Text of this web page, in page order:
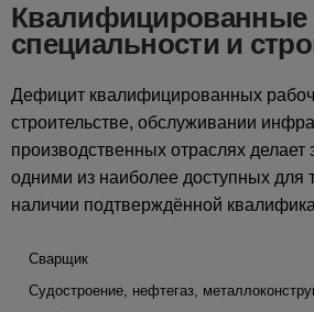
Квалифицированные
специальности и
Дефицит квалифицированных
строительстве, обслуживании
производственных отраслях делает
одними из наиболее доступных для
наличии подтверждённой
Сварщик
Судостроение, нефтегаз,